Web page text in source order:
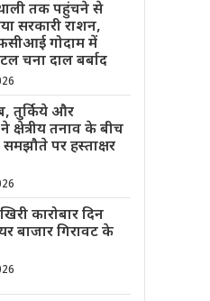
तक पहुंचने से
सरकारी राशन,
गोदाम में
चना दाल बर्बाद
तुर्किये और
क्षेत्रीय तनाव के बीच
समझौते पर हस्ताक्षर
कारोबार दिन
बाजार गिरावट के